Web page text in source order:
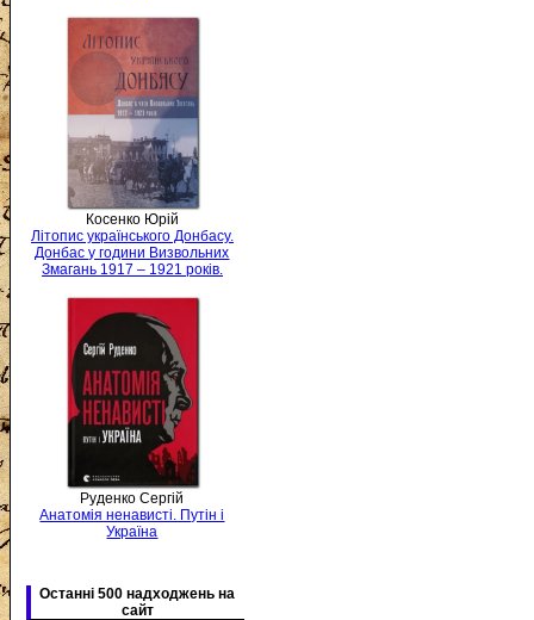
Косенко Юрій
Літопис українського Донбасу.
Донбас у години Визвольних
Змагань 1917 – 1921 років.
Руденко Сергій
Анатомія ненависті. Путін і
Україна
Останні 500 надходжень на
сайт